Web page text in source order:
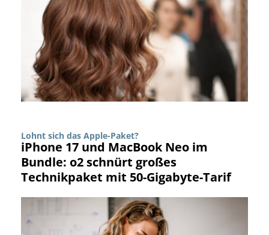
Lohnt sich das Apple-Paket?
iPhone 17 und MacBook Neo im
Bundle: o2 schnürt großes
Technikpaket mit 50-Gigabyte-Tarif